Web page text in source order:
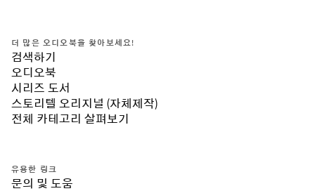
더 많은 오디오북을 찾아보세요!
검색하기
오디오북
시리즈 도서
스토리텔 오리지널 (자체제작)
전체 카테고리 살펴보기
유용한 링크
문의 및 도움